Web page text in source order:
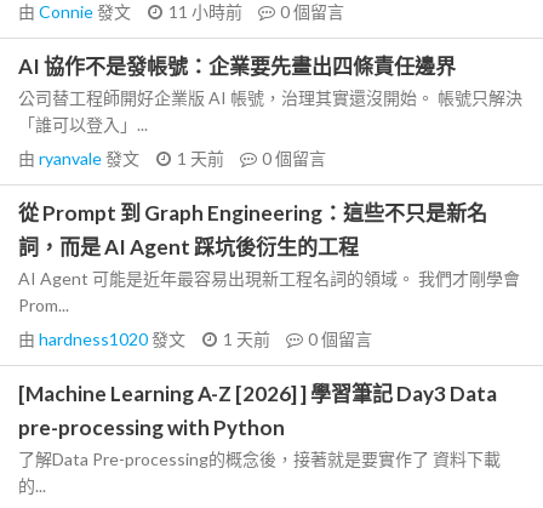
由 Connie發文 11 小時前 0個留言
AI 協作不是發帳號：企業要先畫出四條責任邊界
公司替工程師開好企業版 AI 帳號，治理其實還沒開始。 帳號只解決
「誰可以登入」...
由 ryanvale發文 1 天前 0個留言
從 Prompt 到 Graph Engineering：這些不只是新名
詞，而是 AI Agent 踩坑後衍生的工程
AI Agent 可能是近年最容易出現新工程名詞的領域。 我們才剛學會
Prom...
由 hardness1020發文 1 天前 0個留言
[Machine Learning A-Z [2026] ] 學習筆記 Day3 Data
pre-processing with Python
了解Data Pre-processing的概念後，接著就是要實作了 資料下載
的...